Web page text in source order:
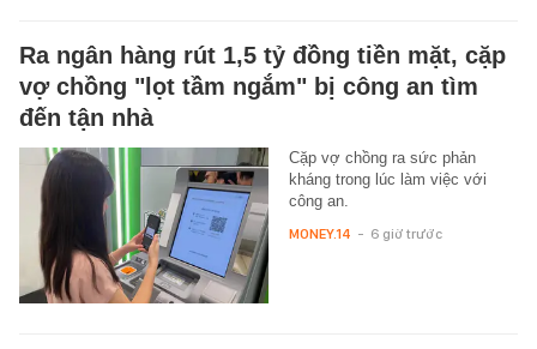
Ra ngân hàng rút 1,5 tỷ đồng tiền mặt, cặp
vợ chồng "lọt tầm ngắm" bị công an tìm
đến tận nhà
Cặp vợ chồng ra sức phản
kháng trong lúc làm việc với
công an.
MONEY.14 - 6 giờ trước